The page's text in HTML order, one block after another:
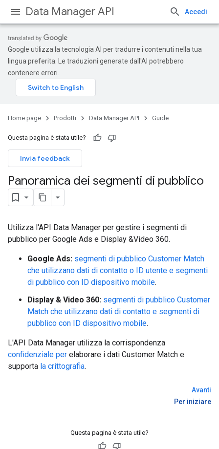
Data Manager API Accedi
Google utilizza la tecnologia AI per tradurre i contenuti nella tua
lingua preferita. Le traduzioni generate dall'AI potrebbero
contenere errori.
Home page Prodotti Data Manager API Guide
Questa pagina è stata utile?
Invia feedback
Panoramica dei segmenti di pubblico
Utilizza l'API Data Manager per gestire i segmenti di
pubblico per Google Ads e Display &Video 360.
Google Ads: segmenti di pubblico Customer Match
che utilizzano dati di contatto o ID utente e segmenti
di pubblico con ID dispositivo mobile.
Display & Video 360: segmenti di pubblico Customer
Match che utilizzano dati di contatto e segmenti di
pubblico con ID dispositivo mobile.
L'API Data Manager utilizza la corrispondenza
confidenziale per elaborare i dati Customer Match e
supporta la crittografia.
Avanti
Per iniziare
Questa pagina è stata utile?